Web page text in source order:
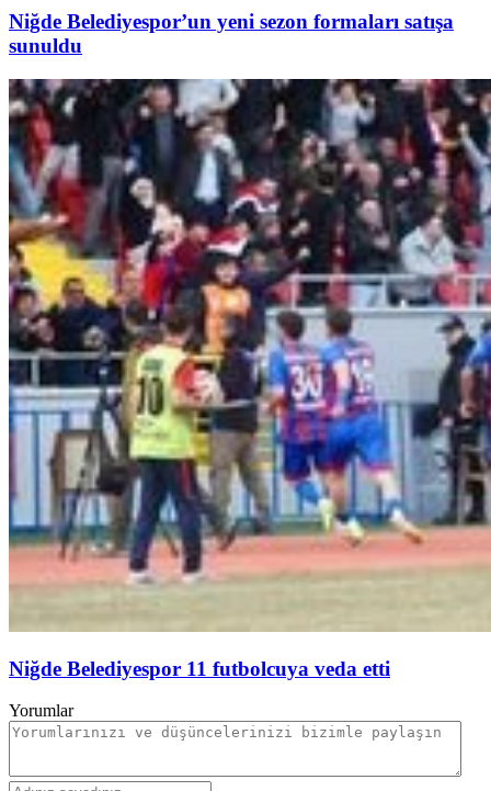
Niğde Belediyespor’un yeni sezon formaları satışa
sunuldu
Niğde Belediyespor 11 futbolcuya veda etti
Yorumlar